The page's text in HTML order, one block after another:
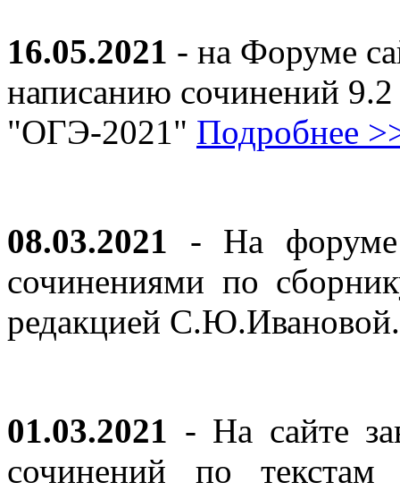
16.05.2021 - на Форуме
написанию сочинений
"ОГЭ-2021" Подробнее
08.03.2021 - На форуме
сочинениями по
редакцией
01.03.2021 - На сайте
сочинений по